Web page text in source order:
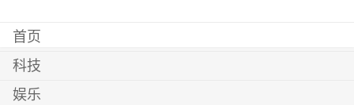
首页
科技
娱乐